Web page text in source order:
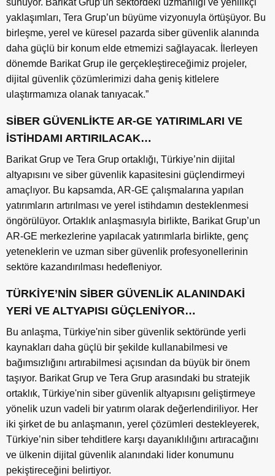
yaklaşımları, Tera Grup’un büyüme vizyonuyla örtüşüyor. Bu
birleşme, yerel ve küresel pazarda siber güvenlik alanında
daha güçlü bir konum elde etmemizi sağlayacak. İlerleyen
dönemde Barikat Grup ile gerçekleştireceğimiz projeler,
dijital güvenlik çözümlerimizi daha geniş kitlelere
ulaştırmamıza olanak tanıyacak.”
SİBER GÜVENLİKTE AR-GE YATIRIMLARI VE
İSTİHDAMI ARTIRILACAK…
Barikat Grup ve Tera Grup ortaklığı, Türkiye’nin dijital
altyapısını ve siber güvenlik kapasitesini güçlendirmeyi
amaçlıyor. Bu kapsamda, AR-GE çalışmalarına yapılan
yatırımların artırılması ve yerel istihdamın desteklenmesi
öngörülüyor. Ortaklık anlaşmasıyla birlikte, Barikat Grup’un
AR-GE merkezlerine yapılacak yatırımlarla birlikte, genç
yeteneklerin ve uzman siber güvenlik profesyonellerinin
sektöre kazandırılması hedefleniyor.
TÜRKİYE’NİN SİBER GÜVENLİK ALANINDAKİ
YERİ VE ALTYAPISI GÜÇLENİYOR…
Bu anlaşma, Türkiye'nin siber güvenlik sektöründe yerli
kaynakları daha güçlü bir şekilde kullanabilmesi ve
bağımsızlığını artırabilmesi açısından da büyük bir önem
taşıyor. Barikat Grup ve Tera Grup arasındaki bu stratejik
ortaklık, Türkiye'nin siber güvenlik altyapısını geliştirmeye
yönelik uzun vadeli bir yatırım olarak değerlendiriliyor. Her
iki şirket de bu anlaşmanın, yerel çözümleri destekleyerek,
Türkiye’nin siber tehditlere karşı dayanıklılığını artıracağını
ve ülkenin dijital güvenlik alanındaki lider konumunu
pekiştireceğini belirtiyor.